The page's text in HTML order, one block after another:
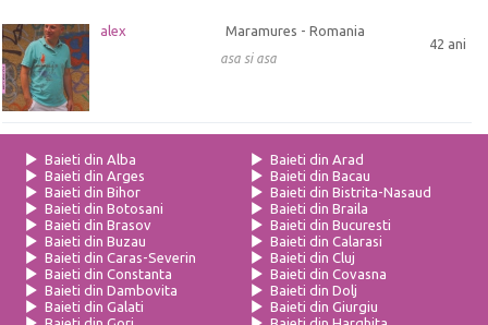
alex
42 ani
Maramures - Romania
asa si asa
Baieti din Alba
Baieti din Arad
Baieti din Arges
Baieti din Bacau
Baieti din Bihor
Baieti din Bistrita-Nasaud
Baieti din Botosani
Baieti din Braila
Baieti din Brasov
Baieti din Bucuresti
Baieti din Buzau
Baieti din Calarasi
Baieti din Caras-Severin
Baieti din Cluj
Baieti din Constanta
Baieti din Covasna
Baieti din Dambovita
Baieti din Dolj
Baieti din Galati
Baieti din Giurgiu